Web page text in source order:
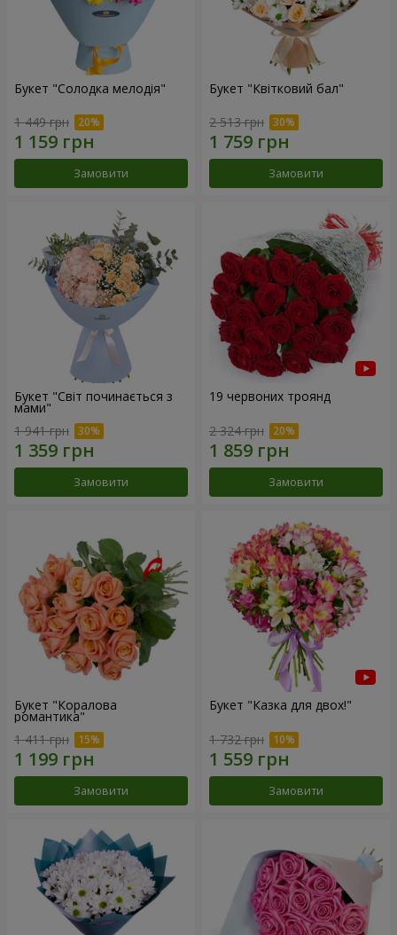
Букет "Солодка мелодія"
1 449 грн
Замовити
Букет "Квітковий бал"
2 513 грн
Замовити
Букет "Світ починається з
мами"
1 941 грн
Замовити
19 червоних троянд
2 324 грн
Замовити
Букет "Коралова
романтика"
1 411 грн
Замовити
Букет "Казка для двох!"
1 732 грн
Замовити